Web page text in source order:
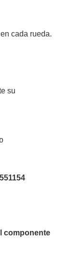
cada rueda.
su
componente